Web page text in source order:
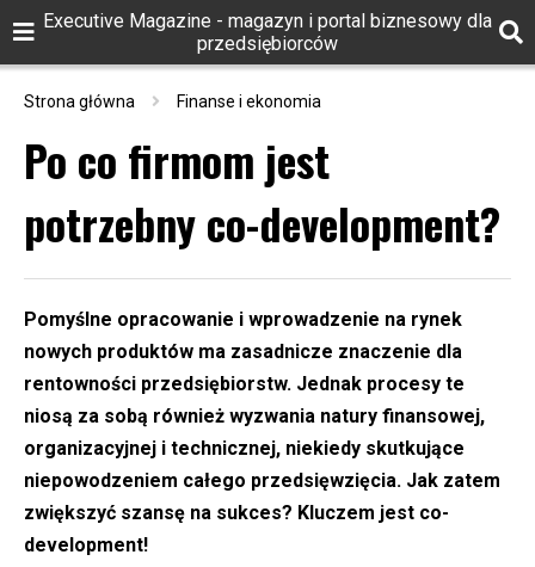
Executive Magazine - magazyn i portal biznesowy dla
przedsiębiorców
Strona główna Finanse i ekonomia
Po co firmom jest
potrzebny co-development?
Pomyślne opracowanie i wprowadzenie na rynek
nowych produktów ma zasadnicze znaczenie dla
rentowności przedsiębiorstw. Jednak procesy te
niosą za sobą również wyzwania natury finansowej,
organizacyjnej i technicznej, niekiedy skutkujące
niepowodzeniem całego przedsięwzięcia. Jak zatem
zwiększyć szansę na sukces? Kluczem jest co-
development!